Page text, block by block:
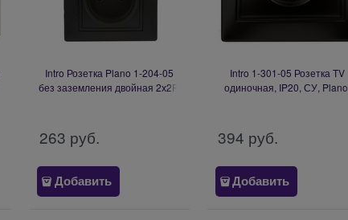
Intro Розетка Plano 1-204-05
без заземления двойная 2х2P,
263 руб.
Добавить
Intro 1-301-05 Розетка TV
одиночная, IP20, СУ, Plano,
394 руб.
Добавить